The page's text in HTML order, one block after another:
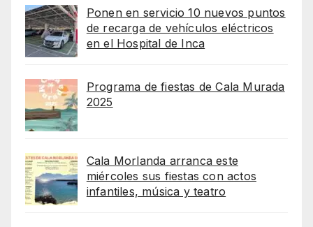
Ponen en servicio 10 nuevos puntos
de recarga de vehículos eléctricos
en el Hospital de Inca
Programa de fiestas de Cala Murada
2025
Cala Morlanda arranca este
miércoles sus fiestas con actos
infantiles, música y teatro